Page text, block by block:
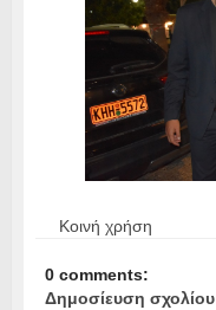
Κοινή χρήση
0 comments:
Δημοσίευση σχολίου